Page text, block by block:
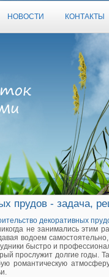
НОВОСТИ КОНТАКТЫ
прудов - задача,
декоративных
не занимались этим
водоем
быстро и
прослужит долгие годы.
романтическую